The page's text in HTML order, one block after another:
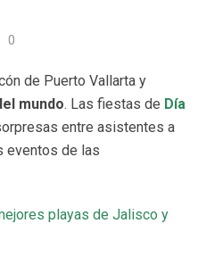
0
de Puerto Vallarta y
mundo. Las fiestas de Día
entre asistentes a
eventos de las
playas de Jalisco y